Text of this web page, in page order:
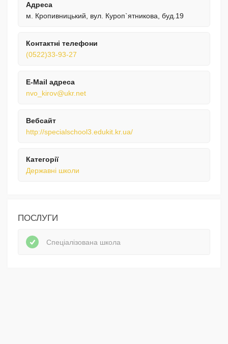
Адреса
м. Кропивницький, вул. Куроп`ятникова, буд.19
Контактні телефони
(0522)33-93-27
E-Mail адреса
nvo_kirov@ukr.net
Вебсайт
http://specialschool3.edukit.kr.ua/
Категорії
Державні школи
ПОСЛУГИ
Спеціалізована школа